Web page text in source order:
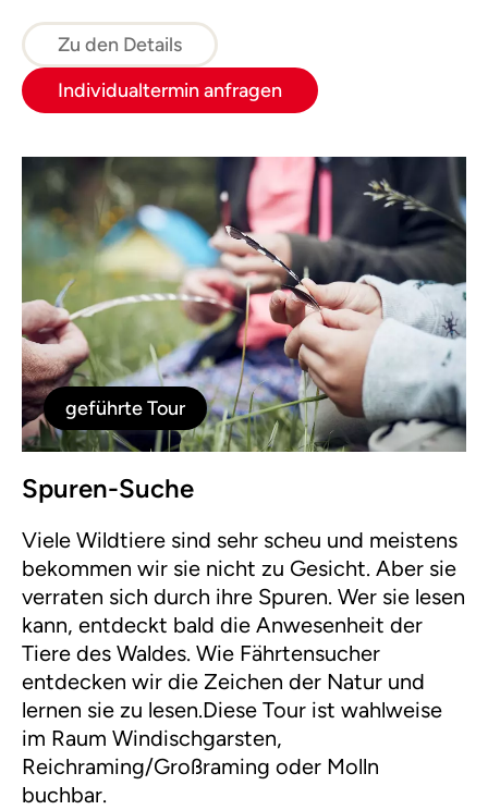
Zu den Details
Individualtermin anfragen
geführte Tour
Spuren-Suche
Viele Wildtiere sind sehr scheu und meistens
bekommen wir sie nicht zu Gesicht. Aber sie
verraten sich durch ihre Spuren. Wer sie lesen
kann, entdeckt bald die Anwesenheit der
Tiere des Waldes. Wie Fährtensucher
entdecken wir die Zeichen der Natur und
lernen sie zu lesen.Diese Tour ist wahlweise
im Raum Windischgarsten,
Reichraming/Großraming oder Molln
buchbar.